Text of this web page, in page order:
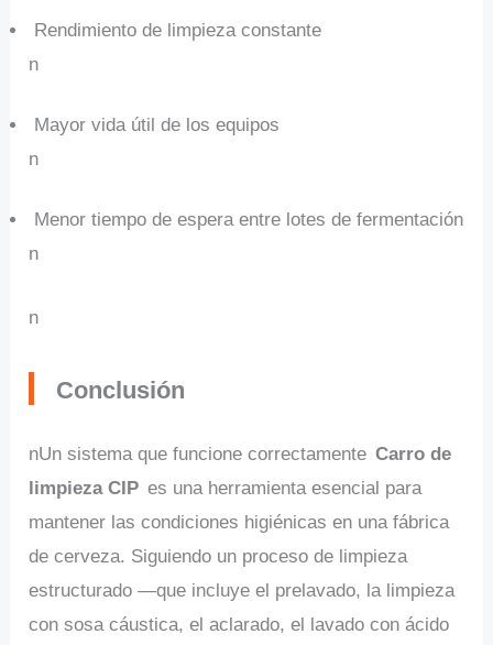
Rendimiento de limpieza constante
n
Mayor vida útil de los equipos
n
Menor tiempo de espera entre lotes de fermentación
n
n
Conclusión
nUn sistema que funcione correctamente Carro de
limpieza CIP es una herramienta esencial para
mantener las condiciones higiénicas en una fábrica
de cerveza. Siguiendo un proceso de limpieza
estructurado —que incluye el prelavado, la limpieza
con sosa cáustica, el aclarado, el lavado con ácido